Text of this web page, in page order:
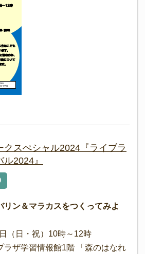
クスぺシャル2024『ライブラ
2024』
ン＆マラカスをつくってみよ
（日・祝）10時～12時
ラザ学習情報館1階 「森のはなれ